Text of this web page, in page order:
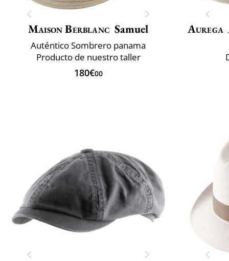
Maison Berblanc Samuel
Auténtico Sombrero panama
Producto de nuestro taller
180€00
Aurega